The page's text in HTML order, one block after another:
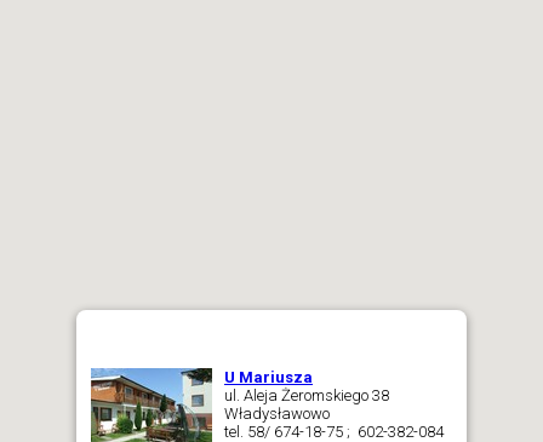
U Mariusza
ul. Aleja Żeromskiego 38
Władysławowo
tel. 58/ 674-18-75 ; 602-382-084